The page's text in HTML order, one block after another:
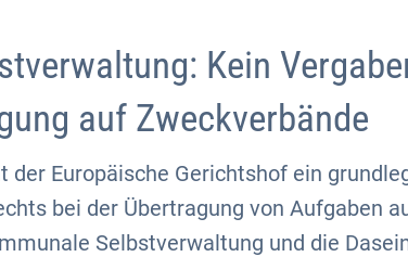
Kein
auf Zweckverbände
der Europäische Gerichtshof ein
bei der Übertragung von Aufgaben
Selbstverwaltung und die